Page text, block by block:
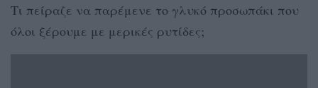
Τι πείραζε να παρέμενε το γλυκό προσωπάκι που
όλοι ξέρουμε με μερικές ρυτίδες;